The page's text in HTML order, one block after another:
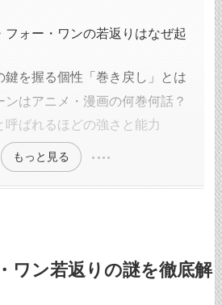
フォー・ワンの若返りはなぜ起
鍵を握る個性「巻き戻し」とは
ンはアニメ・漫画の何巻何話？
呼ばれるほどの強さと能力
もっと見る
ワン若返りの謎を徹底解